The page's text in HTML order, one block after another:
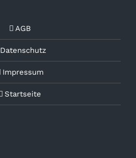
AGB
Datenschutz
Impressum
Startseite